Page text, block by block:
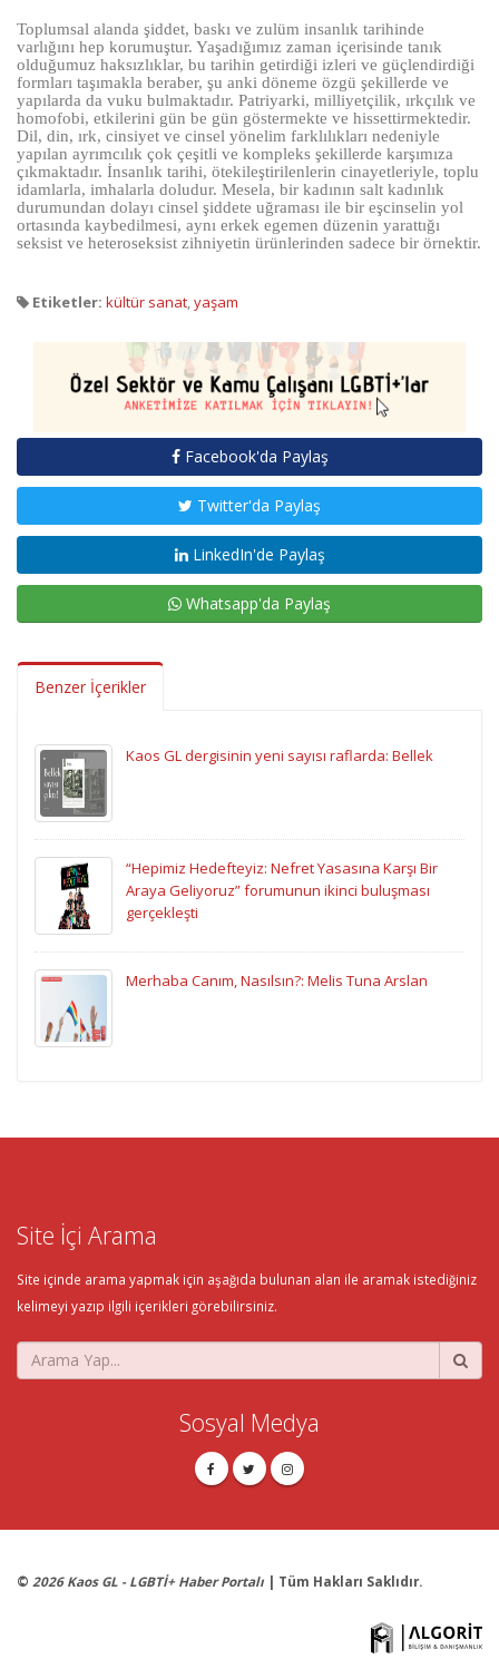
Toplumsal alanda şiddet, baskı ve zulüm insanlık tarihinde
varlığını hep korumuştur. Yaşadığımız zaman içerisinde tanık
olduğumuz haksızlıklar, bu tarihin getirdiği izleri ve güçlendirdiği
formları taşımakla beraber, şu anki döneme özgü şekillerde ve
yapılarda da vuku bulmaktadır. Patriyarki, milliyetçilik, ırkçılık ve
homofobi, etkilerini gün be gün göstermekte ve hissettirmektedir.
Dil, din, ırk, cinsiyet ve cinsel yönelim farklılıkları nedeniyle
yapılan ayrımcılık çok çeşitli ve kompleks şekillerde karşımıza
çıkmaktadır. İnsanlık tarihi, ötekileştirilenlerin cinayetleriyle, toplu
idamlarla, imhalarla doludur. Mesela, bir kadının salt kadınlık
durumundan dolayı cinsel şiddete uğraması ile bir eşcinselin yol
ortasında kaybedilmesi, aynı erkek egemen düzenin yarattığı
seksist ve heteroseksist zihniyetin ürünlerinden sadece bir örnektir.
Etiketler: kültür sanat,yaşam
Facebook'da Paylaş
Twitter'da Paylaş
LinkedIn'de Paylaş
Whatsapp'da Paylaş
Benzer İçerikler
Kaos GL dergisinin yeni sayısı raflarda: Bellek
“Hepimiz Hedefteyiz: Nefret Yasasına Karşı Bir
Araya Geliyoruz” forumunun ikinci buluşması
gerçekleşti
Merhaba Canım, Nasılsın?: Melis Tuna Arslan
Site İçi Arama
Site içinde arama yapmak için aşağıda bulunan alan ile aramak istediğiniz
kelimeyi yazıp ilgili içerikleri görebilirsiniz.
Sosyal Medya
© 2026 Kaos GL - LGBTİ+ Haber Portalı | Tüm Hakları Saklıdır.